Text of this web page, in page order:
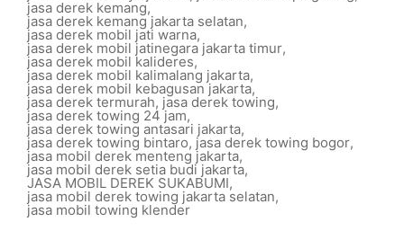
jasa derek kemang,
jasa derek kemang jakarta selatan,
jasa derek mobil jati warna,
jasa derek mobil jatinegara jakarta timur,
jasa derek mobil kalideres,
jasa derek mobil kalimalang jakarta,
jasa derek mobil kebagusan jakarta,
jasa derek termurah, jasa derek towing,
jasa derek towing 24 jam,
jasa derek towing antasari jakarta,
jasa derek towing bintaro, jasa derek towing bogor,
jasa mobil derek menteng jakarta,
jasa mobil derek setia budi jakarta,
JASA MOBIL DEREK SUKABUMI,
jasa mobil derek towing jakarta selatan,
jasa mobil towing klender